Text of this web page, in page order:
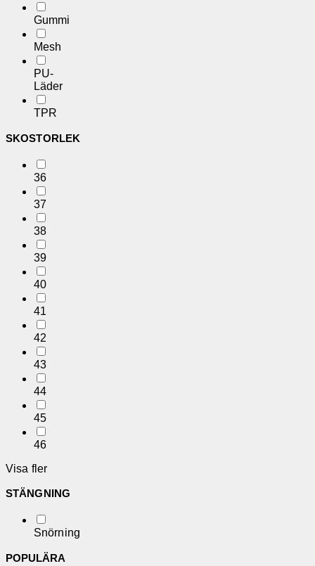
Gummi
Mesh
PU-
Läder
TPR
SKOSTORLEK
36
37
38
39
40
41
42
43
44
45
46
Visa fler
STÄNGNING
Snörning
POPULÄRA